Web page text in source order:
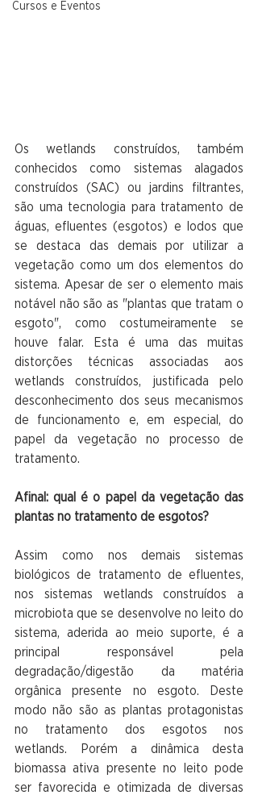
Cursos e Eventos
Os wetlands construídos, também
conhecidos como sistemas alagados
construídos (SAC) ou jardins filtrantes,
são uma tecnologia para tratamento de
águas, efluentes (esgotos) e lodos que
se destaca das demais por utilizar a
vegetação como um dos elementos do
sistema. Apesar de ser o elemento mais
notável não são as "plantas que tratam o
esgoto", como costumeiramente se
houve falar. Esta é uma das muitas
distorções técnicas associadas aos
wetlands construídos, justificada pelo
desconhecimento dos seus mecanismos
de funcionamento e, em especial, do
papel da vegetação no processo de
tratamento.
Afinal: qual é o papel da vegetação das
plantas no tratamento de esgotos?
Assim como nos demais sistemas
biológicos de tratamento de efluentes,
nos sistemas wetlands construídos a
microbiota que se desenvolve no leito do
sistema, aderida ao meio suporte, é a
principal responsável pela
degradação/digestão da matéria
orgânica presente no esgoto. Deste
modo não são as plantas protagonistas
no tratamento dos esgotos nos
wetlands. Porém a dinâmica desta
biomassa ativa presente no leito pode
ser favorecida e otimizada de diversas